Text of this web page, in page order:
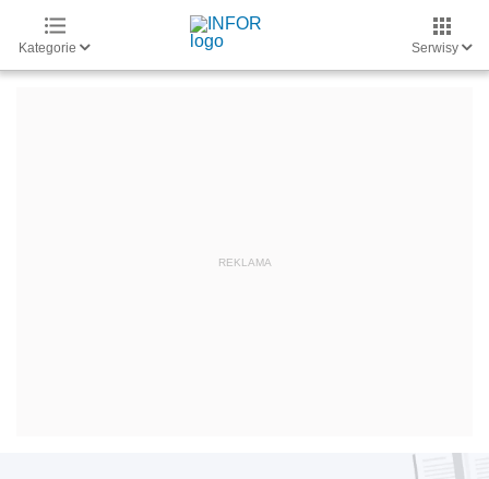
Kategorie Serwisy